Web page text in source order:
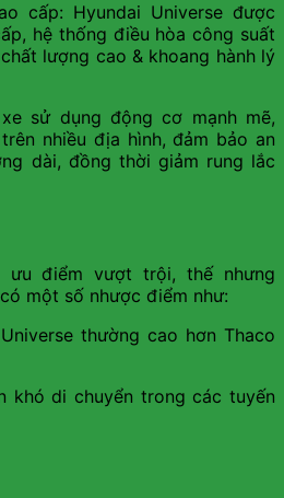
cấp: Hyundai Universe được
hệ thống điều hòa công suất
lượng cao & khoang hành lý
sử dụng động cơ mạnh mẽ,
nhiều địa hình, đảm bảo an
dài, đồng thời giảm rung lắc
ưu điểm vượt trội, thế nhưng
một số nhược điểm như:
thường cao hơn Thaco
khó di chuyển trong các tuyến